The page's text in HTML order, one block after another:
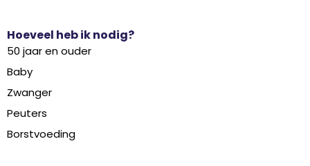
Hoeveel heb ik nodig?
50 jaar en ouder
Baby
Zwanger
Peuters
Borstvoeding